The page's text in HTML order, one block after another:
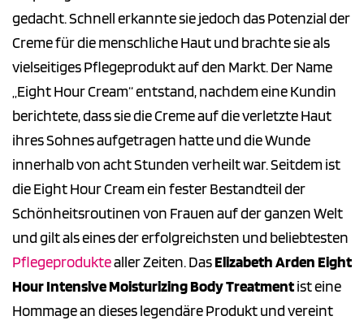
gedacht. Schnell erkannte sie jedoch das Potenzial der
Creme für die menschliche Haut und brachte sie als
vielseitiges Pflegeprodukt auf den Markt. Der Name
„Eight Hour Cream“ entstand, nachdem eine Kundin
berichtete, dass sie die Creme auf die verletzte Haut
ihres Sohnes aufgetragen hatte und die Wunde
innerhalb von acht Stunden verheilt war. Seitdem ist
die Eight Hour Cream ein fester Bestandteil der
Schönheitsroutinen von Frauen auf der ganzen Welt
und gilt als eines der erfolgreichsten und beliebtesten
Pflegeproduktealler Zeiten. DasElizabeth Arden Eight
Hour Intensive Moisturizing Body Treatmentist eine
Hommage an dieses legendäre Produkt und vereint